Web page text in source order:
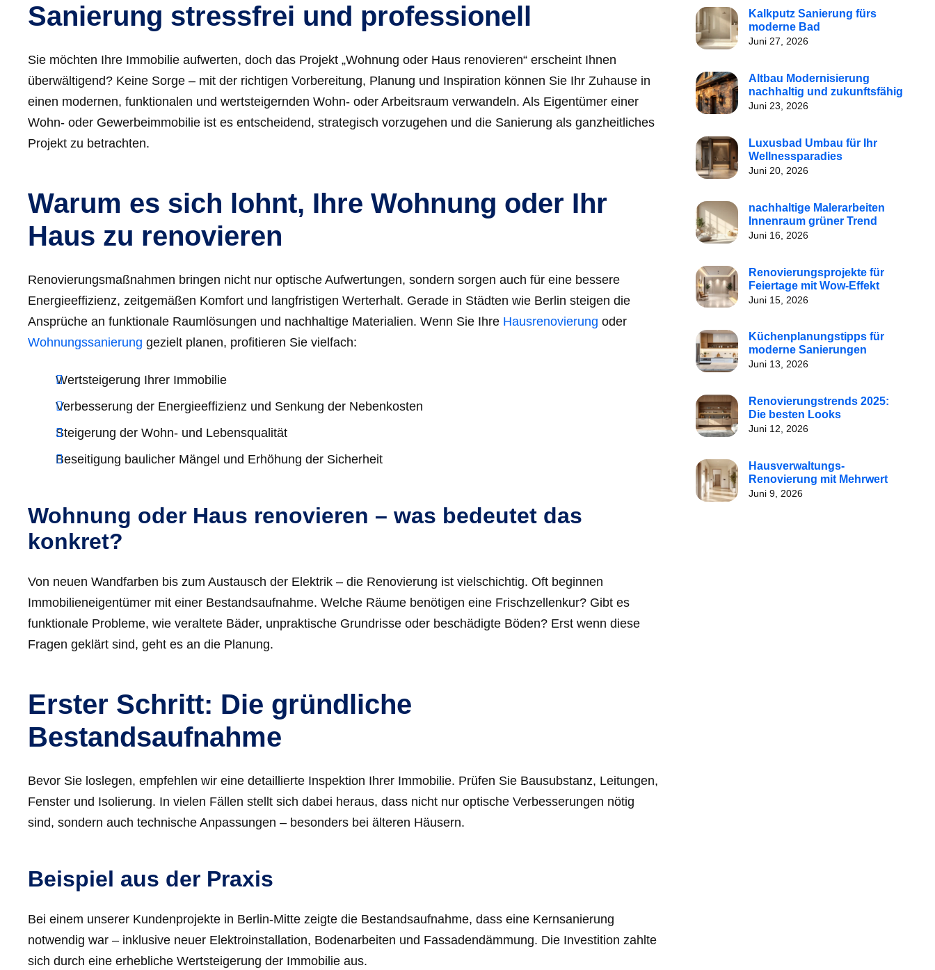
Sanierung stressfrei und professionell
Sie möchten Ihre Immobilie aufwerten, doch das Projekt „Wohnung oder Haus renovieren“ erscheint Ihnen
überwältigend? Keine Sorge – mit der richtigen Vorbereitung, Planung und Inspiration können Sie Ihr Zuhause in
einen modernen, funktionalen und wertsteigernden Wohn- oder Arbeitsraum verwandeln. Als Eigentümer einer
Wohn- oder Gewerbeimmobilie ist es entscheidend, strategisch vorzugehen und die Sanierung als ganzheitliches
Projekt zu betrachten.
Warum es sich lohnt, Ihre Wohnung oder Ihr
Haus zu renovieren
Renovierungsmaßnahmen bringen nicht nur optische Aufwertungen, sondern sorgen auch für eine bessere
Energieeffizienz, zeitgemäßen Komfort und langfristigen Werterhalt. Gerade in Städten wie Berlin steigen die
Ansprüche an funktionale Raumlösungen und nachhaltige Materialien. Wenn Sie Ihre Hausrenovierung oder
Wohnungssanierung gezielt planen, profitieren Sie vielfach:
Wertsteigerung Ihrer Immobilie
Verbesserung der Energieeffizienz und Senkung der Nebenkosten
Steigerung der Wohn- und Lebensqualität
Beseitigung baulicher Mängel und Erhöhung der Sicherheit
Wohnung oder Haus renovieren – was bedeutet das
konkret?
Von neuen Wandfarben bis zum Austausch der Elektrik – die Renovierung ist vielschichtig. Oft beginnen
Immobilieneigentümer mit einer Bestandsaufnahme. Welche Räume benötigen eine Frischzellenkur? Gibt es
funktionale Probleme, wie veraltete Bäder, unpraktische Grundrisse oder beschädigte Böden? Erst wenn diese
Fragen geklärt sind, geht es an die Planung.
Erster Schritt: Die gründliche
Bestandsaufnahme
Bevor Sie loslegen, empfehlen wir eine detaillierte Inspektion Ihrer Immobilie. Prüfen Sie Bausubstanz, Leitungen,
Fenster und Isolierung. In vielen Fällen stellt sich dabei heraus, dass nicht nur optische Verbesserungen nötig
sind, sondern auch technische Anpassungen – besonders bei älteren Häusern.
Beispiel aus der Praxis
Bei einem unserer Kundenprojekte in Berlin-Mitte zeigte die Bestandsaufnahme, dass eine Kernsanierung
notwendig war – inklusive neuer Elektroinstallation, Bodenarbeiten und Fassadendämmung. Die Investition zahlte
sich durch eine erhebliche Wertsteigerung der Immobilie aus.
Kalkputz Sanierung fürs
moderne Bad
Juni 27, 2026
Altbau Modernisierung
nachhaltig und zukunftsfähig
Juni 23, 2026
Luxusbad Umbau für Ihr
Wellnessparadies
Juni 20, 2026
nachhaltige Malerarbeiten
Innenraum grüner Trend
Juni 16, 2026
Renovierungsprojekte für
Feiertage mit Wow-Effekt
Juni 15, 2026
Küchenplanungstipps für
moderne Sanierungen
Juni 13, 2026
Renovierungstrends 2025:
Die besten Looks
Juni 12, 2026
Hausverwaltungs-
Renovierung mit Mehrwert
Juni 9, 2026